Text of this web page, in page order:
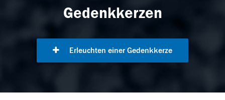
Gedenkkerzen
Erleuchten einer Gedenkkerze